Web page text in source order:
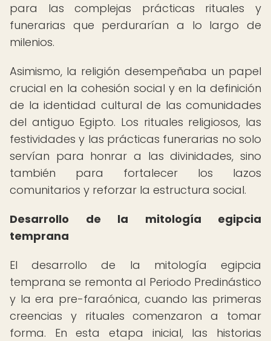
para las complejas prácticas rituales y
funerarias que perdurarían a lo largo de
milenios.
Asimismo, la religión desempeñaba un papel
crucial en la cohesión social y en la definición
de la identidad cultural de las comunidades
del antiguo Egipto. Los rituales religiosos, las
festividades y las prácticas funerarias no solo
servían para honrar a las divinidades, sino
también para fortalecer los lazos
comunitarios y reforzar la estructura social.
Desarrollo de la mitología egipcia
temprana
El desarrollo de la mitología egipcia
temprana se remonta al Periodo Predinástico
y la era pre-faraónica, cuando las primeras
creencias y rituales comenzaron a tomar
forma. En esta etapa inicial, las historias